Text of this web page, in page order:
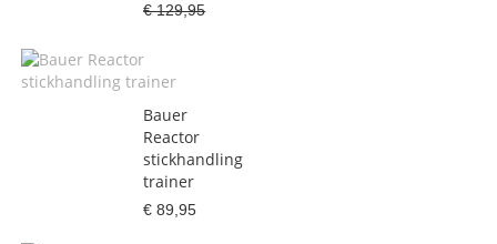
€ 129,95
Bauer
Reactor
stickhandling
trainer
€ 89,95